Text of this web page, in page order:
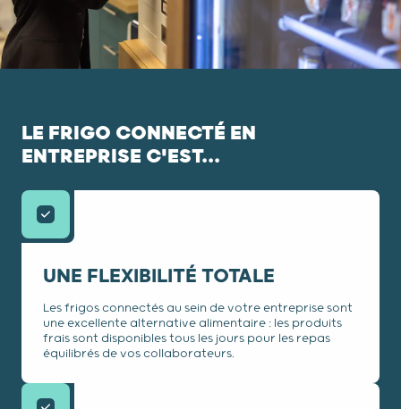
LE FRIGO CONNECTÉ EN
ENTREPRISE C'EST...
UNE FLEXIBILITÉ TOTALE
Les frigos connectés au sein de votre entreprise sont
une excellente alternative alimentaire : les produits
frais sont disponibles tous les jours pour les repas
équilibrés de vos collaborateurs.